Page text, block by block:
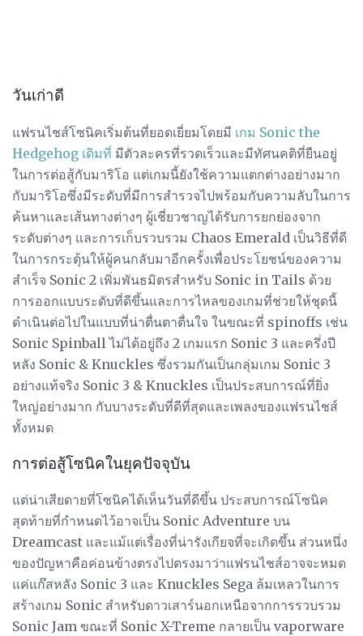
วันเก่าดี
แฟรนไชส์โซนิคเริ่มต้นที่ยอดเยี่ยมโดยมี เกม Sonic the
Hedgehog เดิมที่ มีตัวละครที่รวดเร็วและมีทัศนคติที่ยืนอยู่
ในการต่อสู้กับมาริโอ แต่เกมนี้ยังใช้ความแตกต่างอย่างมาก
กับมาริโอซึ่งมีระดับที่มีการสำรวจไปพร้อมกับความลับในการ
ค้นหาและเส้นทางต่างๆ ผู้เชี่ยวชาญได้รับการยกย่องจาก
ระดับต่างๆ และการเก็บรวบรวม Chaos Emerald เป็นวิธีที่ดี
ในการกระตุ้นให้ผู้คนกลับมาอีกครั้งเพื่อประโยชน์ของความ
สำเร็จ Sonic 2 เพิ่มพันธมิตรสำหรับ Sonic in Tails ด้วย
การออกแบบระดับที่ดีขึ้นและการไหลของเกมที่ช่วยให้ชุดนี้
ดำเนินต่อไปในแบบที่น่าตื่นตาตื่นใจ ในขณะที่ spinoffs เช่น
Sonic Spinball ไม่ได้อยู่ถึง 2 เกมแรก Sonic 3 และครึ่งปี
หลัง Sonic & Knuckles ซึ่งรวมกันเป็นกลุ่มเกม Sonic 3
อย่างแท้จริง Sonic 3 & Knuckles เป็นประสบการณ์ที่ยิ่ง
ใหญ่อย่างมาก กับบางระดับที่ดีที่สุดและเพลงของแฟรนไชส์
ทั้งหมด
การต่อสู้โซนิคในยุคปัจจุบัน
แต่น่าเสียดายที่โซนิคได้เห็นวันที่ดีขึ้น ประสบการณ์โซนิค
สุดท้ายที่กำหนดไว้อาจเป็น Sonic Adventure บน
Dreamcast และแม้แต่เรื่องที่น่ารังเกียจที่จะเกิดขึ้น ส่วนหนึ่ง
ของปัญหาคือค่อนข้างตรงไปตรงมาว่าแฟรนไชส์อาจจะหมด
แค่แก๊สหลัง Sonic 3 และ Knuckles Sega ล้มเหลวในการ
สร้างเกม Sonic สำหรับดาวเสาร์นอกเหนือจากการรวบรวม
Sonic Jam ขณะที่ Sonic X-Treme กลายเป็น vaporware